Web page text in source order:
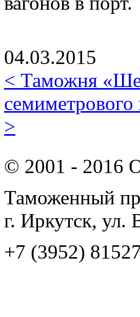
04.03.2015
< Таможня
семиметрового
>
© 2001 - 2016
Таможенный
г. Иркутск, ул.
+7 (3952)